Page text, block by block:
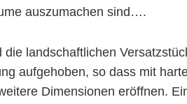
auszumachen sind….
die landschaftlichen
aufgehoben, so dass mit
Dimensionen eröffnen.